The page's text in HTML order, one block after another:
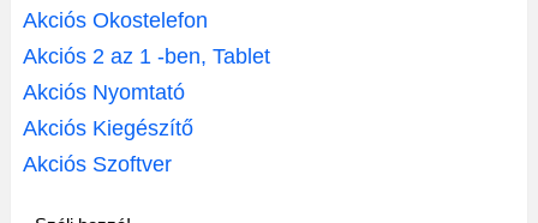
Akciós Okostelefon
Akciós 2 az 1 -ben, Tablet
Akciós Nyomtató
Akciós Kiegészítő
Akciós Szoftver